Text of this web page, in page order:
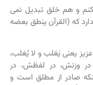
و هم خلق تبدیل نمی
که (القرآن ینطق بعضه
عزیز یعنی یَغلب و لا یُغلب،
وزنش، در لفظش، در
صادر از مطلق است و